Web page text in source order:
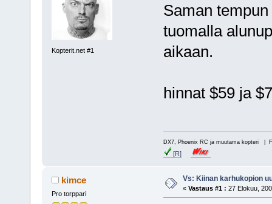
Kopterit.net #1
Saman
tuomalla
aikaan.
hinnat $59 ja
DX7, Phoenix RC ja muutama kopteri |
[R]
kimce
Pro torppari
Vs: Kiinan karhukopion
« Vastaus #1 : 27 Elokuu,